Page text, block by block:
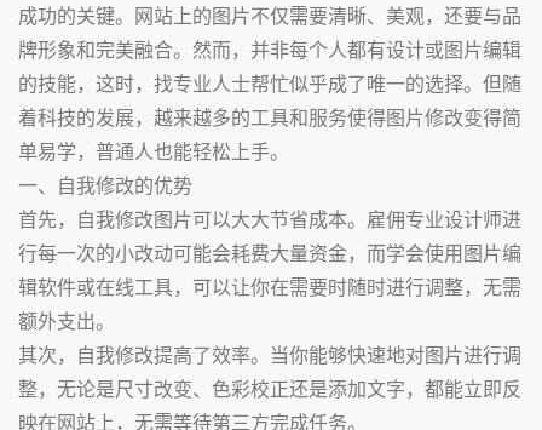
成功的关键。网站上的图片不仅需要清晰、美观，还要与品
牌形象和完美融合。然而，并非每个人都有设计或图片编辑
的技能，这时，找专业人士帮忙似乎成了唯一的选择。但随
着科技的发展，越来越多的工具和服务使得图片修改变得简
单易学，普通人也能轻松上手。
一、自我修改的优势
首先，自我修改图片可以大大节省成本。雇佣专业设计师进
行每一次的小改动可能会耗费大量资金，而学会使用图片编
辑软件或在线工具，可以让你在需要时随时进行调整，无需
额外支出。
其次，自我修改提高了效率。当你能够快速地对图片进行调
整，无论是尺寸改变、色彩校正还是添加文字，都能立即反
映在网站上，无需等待第三方完成任务。